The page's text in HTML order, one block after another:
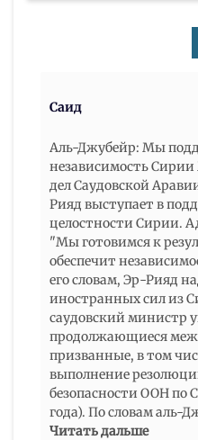
Саид
Аль-Джубейр: Мы
независимость
дел Саудовской
Рияд выступает в
целостности Сирии.
"Мы готовимся к
обеспечит
его словам, Эр-Рияд
иностранных сил из
саудовский министр
продолжающиеся
призванные, в том
выполнение
безопасности ООН по
года). По словам аль-
Читать дальше